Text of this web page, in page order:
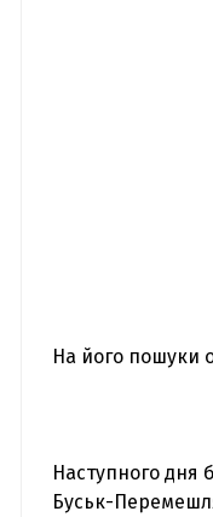
На його пошуки
Наступного дня
Буськ-